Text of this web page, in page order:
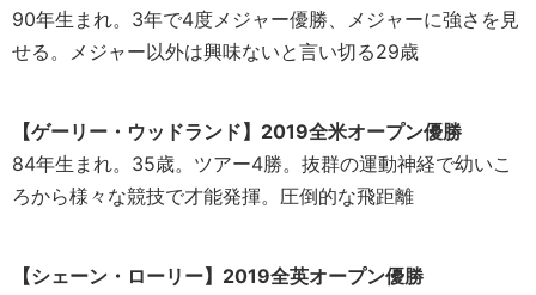
90年生まれ。3年で4度メジャー優勝、メジャーに強さを見
せる。メジャー以外は興味ないと言い切る29歳
【ゲーリー・ウッドランド】 2019全米オープン優勝
84年生まれ。35歳。ツアー4勝。抜群の運動神経で幼いこ
ろから様々な競技で才能発揮。圧倒的な飛距離
【シェーン・ローリー】 2019全英オープン優勝